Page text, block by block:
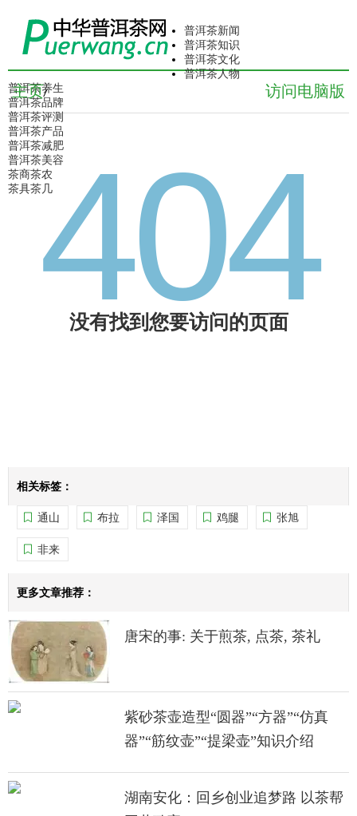
普洱茶新闻
普洱茶知识
普洱茶文化
普洱茶人物
普洱茶养生
普洱茶品牌
普洱茶评测
普洱茶产品
普洱茶减肥
普洱茶美容
茶商茶农
茶具茶几
访问电脑版
主页/
404
没有找到您要访问的页面
相关标签：
通山 布拉 泽国 鸡腿 张旭
非来
更多文章推荐：
唐宋的事: 关于煎茶, 点茶, 茶礼
紫砂茶壶造型“圆器”“方器”“仿真
器”“筋纹壶”“提梁壶”知识介绍
湖南安化：回乡创业追梦路 以茶帮